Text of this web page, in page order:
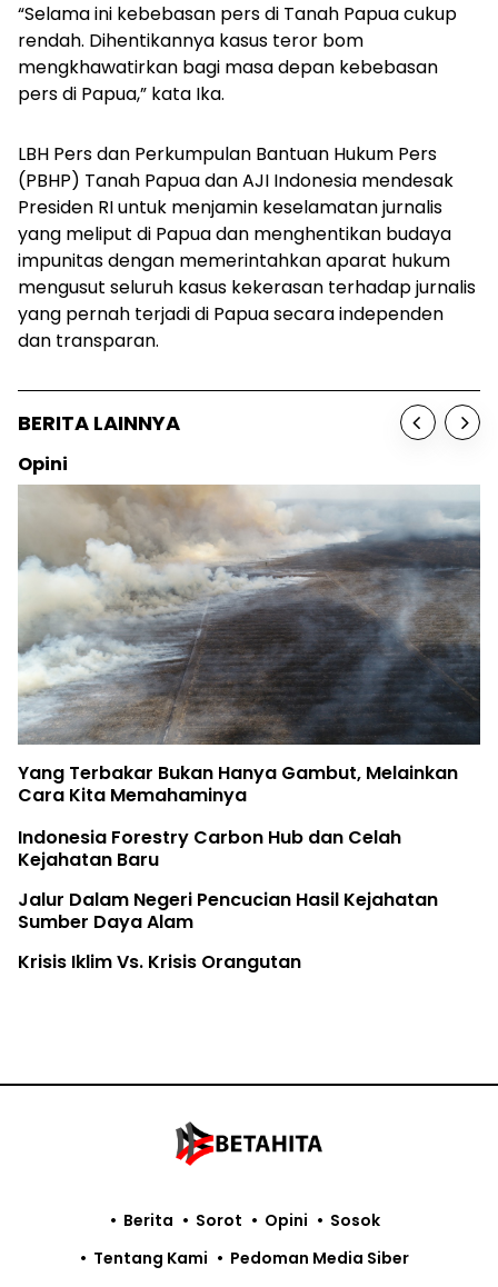
“Selama ini kebebasan pers di Tanah Papua cukup
rendah. Dihentikannya kasus teror bom
mengkhawatirkan bagi masa depan kebebasan
pers di Papua,” kata Ika.
LBH Pers dan Perkumpulan Bantuan Hukum Pers
(PBHP) Tanah Papua dan AJI Indonesia mendesak
Presiden RI untuk menjamin keselamatan jurnalis
yang meliput di Papua dan menghentikan budaya
impunitas dengan memerintahkan aparat hukum
mengusut seluruh kasus kekerasan terhadap jurnalis
yang pernah terjadi di Papua secara independen
dan transparan.
BERITA LAINNYA
Opini
Yang Terbakar Bukan Hanya Gambut, Melainkan
Cara Kita Memahaminya
Indonesia Forestry Carbon Hub dan Celah
Kejahatan Baru
Jalur Dalam Negeri Pencucian Hasil Kejahatan
Sumber Daya Alam
Krisis Iklim Vs. Krisis Orangutan
Berita Sorot Opini
Sosok
Tentang Kami
Pedoman Media Siber